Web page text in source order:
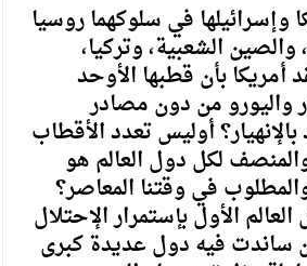
وإسرائيلها في سلوكهما روسيا
والصين الشعبية، وتركيا،
أمريكا بأن قطبها الأوحد
واليورو من دون مصادر
أوليس تعدد الأقطاب
لكل دول العالم هو
في وقتنا المعاصر؟
الأول بإستمرار الإحتلال
ساندت فيه دول عديدة كبرى